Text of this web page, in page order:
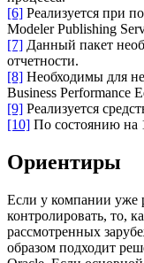
[6] Реализуется при
Modeler Publishing
[7] Данный пакет
отчетности.
[8] Необходимы для
Business Performance
[9] Реализуется
[10] По состоянию на
Ориентиры
Если у компании уже
контролировать, то,
рассмотренных
образом подходит